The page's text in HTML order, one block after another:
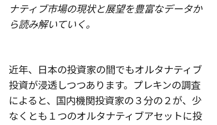
ナティブ市場の現状と展望を豊富なデータか
ら読み解いていく。
近年、日本の投資家の間でもオルタナティブ
投資が浸透しつつあります。プレキンの調査
によると、国内機関投資家の３分の２が、少
なくとも１つのオルタナティブアセットに投